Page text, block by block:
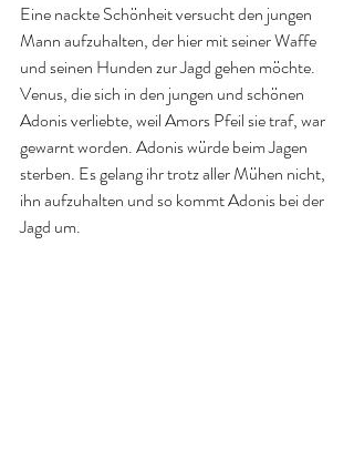
Eine nackte Schönheit versucht den jungen
Mann aufzuhalten, der hier mit seiner Waffe
und seinen Hunden zur Jagd gehen möchte.
Venus, die sich in den jungen und schönen
Adonis verliebte, weil Amors Pfeil sie traf, war
gewarnt worden. Adonis würde beim Jagen
sterben. Es gelang ihr trotz aller Mühen nicht,
ihn aufzuhalten und so kommt Adonis bei der
Jagd um.